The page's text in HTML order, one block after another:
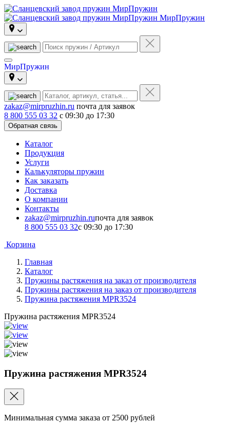
МирПружин
МирПружин
zakaz@mirpruzhin.ru почта для заявок
8 800 555 03 32 с 09:30 до 17:30
Обратная связь
Каталог
Продукция
Услуги
Калькуляторы пружин
Как заказать
Доставка
О компании
Контакты
zakaz@mirpruzhin.ruпочта для заявок
8 800 555 03 32с 09:30 до 17:30
Корзина
Главная
Каталог
Пружины растяжения на заказ от производителя
Пружины растяжения на заказ от производителя
Пружина растяжения MPR3524
Пружина растяжения MPR3524
Пружина растяжения MPR3524
Минимальная сумма заказа от 2500 рублей